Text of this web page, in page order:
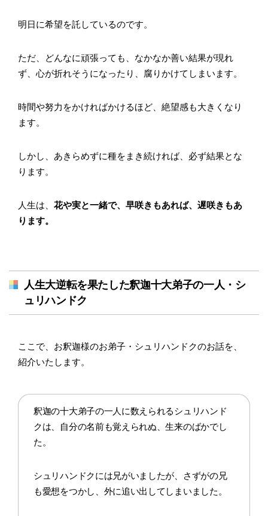
明日に希望を託しているのです。
ただ、どんなに頑張っても、なかなか善い結果が現れ
ず、心が折れそうになったり、腐りかけてしまいます。
時間や努力をかければかけるほど、絶望感も大きくなり
ます。
しかし、あきらめずに種をまき続ければ、必ず結果とな
ります。
人生は、 花や実と一緒で、早咲きもあれば、遅咲きもあ
ります。
人生大逆転を果たした釈迦十大弟子の一人・シ
ュリハンドク
ここで、お釈迦様のお弟子・シュリハンドクのお話を、
紹介いたします。
釈迦の十大弟子の一人に数えられるシュリハンド
クは、自分の名前も覚えられぬ、生来のばかでし
た。
シュリハンドクには兄がいましたが、さずがの兄
も愛想をつかし、外に追い出してしまいました。